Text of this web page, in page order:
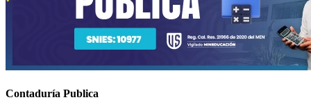
Contaduría Publica